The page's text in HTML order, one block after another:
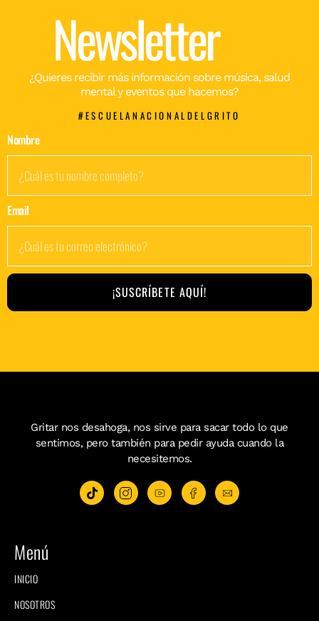
Newsletter
¿Quieres recibir más información sobre música, salud
mental y eventos que hacemos?
#ESCUELANACIONALDELGRITO
Nombre
Email
¡SUSCRÍBETE AQUÍ!
Gritar nos desahoga, nos sirve para sacar todo lo que
sentimos, pero también para pedir ayuda cuando la
necesitemos.
Menú
INICIO
NOSOTROS